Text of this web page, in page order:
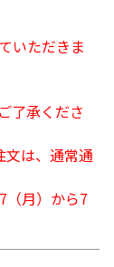
いただきま
了承くださ
文は、通常通
（月）から7